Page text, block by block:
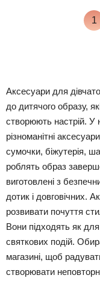
1
Аксесуари для
до дитячого образу,
створюють настрій. У
різноманітні
сумочки, біжутерія,
роблять образ
виготовлені з
дотик і довговічних.
розвивати почуття
Вони підходять як
святкових подій.
магазині, щоб
створювати